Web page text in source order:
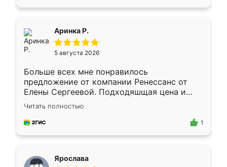
Аринка Р.
5 августа 2026
Больше всех мне понравилось
предложение от компании Ренессанс от
Елены Сергеевой. Подходяшщая цена и
короткие сроки изготовления. Приехавший
для замера сотрудник Владислав
предложил по моему эскизу самый
Читать полностью
1
Ярослава